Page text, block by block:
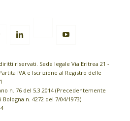
riservati. Sede legale Via Eritrea 21 -
IVA e Iscrizione al Registro delle
n. 76 del 5.3.2014 (Precedentemente
n. 4272 del 7/04/1973)